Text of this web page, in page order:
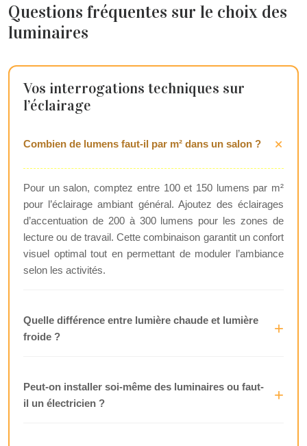
Questions fréquentes sur le choix des
luminaires
Vos interrogations techniques sur
l’éclairage
Combien de lumens faut-il par m² dans un salon ?
Pour un salon, comptez entre 100 et 150 lumens par m²
pour l’éclairage ambiant général. Ajoutez des éclairages
d’accentuation de 200 à 300 lumens pour les zones de
lecture ou de travail. Cette combinaison garantit un confort
visuel optimal tout en permettant de moduler l’ambiance
selon les activités.
Quelle différence entre lumière chaude et lumière
froide ?
Peut-on installer soi-même des luminaires ou faut-
il un électricien ?